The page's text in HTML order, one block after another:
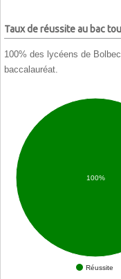
Taux de réussite au bac
100% des lycéens de
baccalauréat.
Réussite
100%